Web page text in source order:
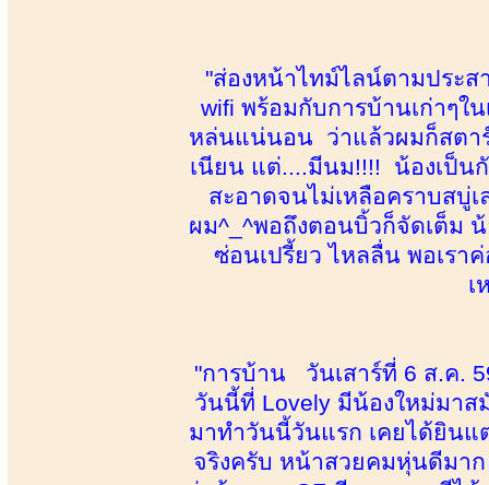
"ส่องหน้าไทม์ไลน์ตามประ
wifi พร้อมกับการบ้านเก่าๆใ
หล่นแน่นอน ว่าแล้วผมก็สตา
เนียน แต่....มีนม!!!! น้องเป็น
สะอาดจนไม่เหลือคราบสบู่
ผม^_^พอถึงตอนบิ้วก็จัดเต็ม
ซ่อนเปรี้ยว ไหลลื่น พอเรา
เ
"การบ้าน วันเสาร์ที่ 6 ส.ค.
วันนี้ที่ Lovely มีน้องใหม่มาส
มาทำวันนี้วันแรก เคยได้ยินแ
จริงครับ หน้าสวยคมหุ่นดีมา